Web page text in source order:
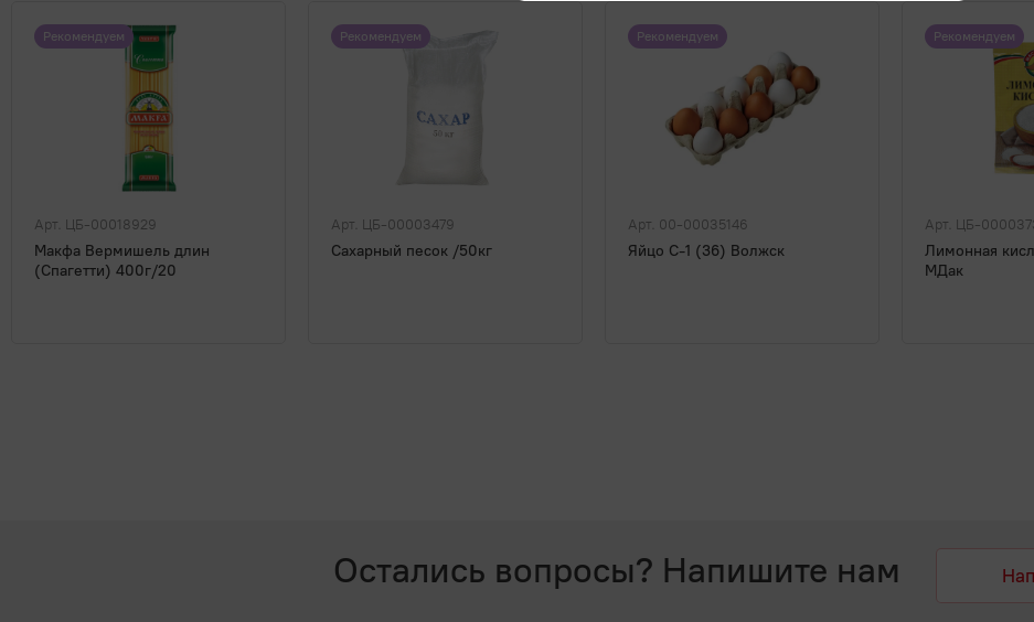
Рекомендуем
Арт. ЦБ-00018929
Макфа Вермишель длин
(Спагетти) 400г/20
Рекомендуем
Арт. ЦБ-00003479
Сахарный песок /50кг
Рекомендуем
Арт. 00-00035146
Яйцо С-1 (36) Волжск
Рекомендуем
Арт. ЦБ-
Лимонная
МДак
Остались вопросы? Напишите нам